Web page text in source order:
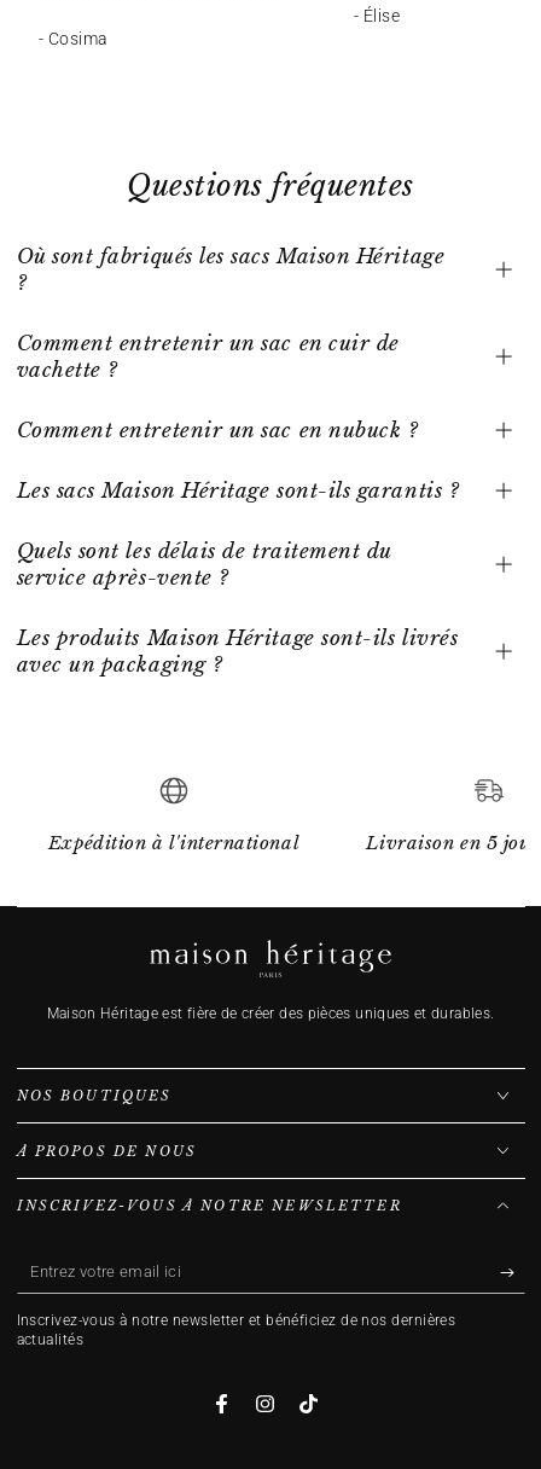
- Cosima
- Élise
Questions fréquentes
Où sont fabriqués les sacs Maison Héritage
?
Comment entretenir un sac en cuir de
vachette ?
Comment entretenir un sac en nubuck ?
Les sacs Maison Héritage sont-ils garantis ?
Quels sont les délais de traitement du
service après-vente ?
Les produits Maison Héritage sont-ils livrés
avec un packaging ?
Expédition à l'international Livraison en 5
Maison Héritage est fière de créer des pièces uniques et durables.
NOS BOUTIQUES
À PROPOS DE NOUS
INSCRIVEZ-VOUS À NOTRE NEWSLETTER
Entrez
votre
email
Inscrivez-vous à notre newsletter et bénéficiez de nos dernières
actualités
FacebookInstagramTikTok